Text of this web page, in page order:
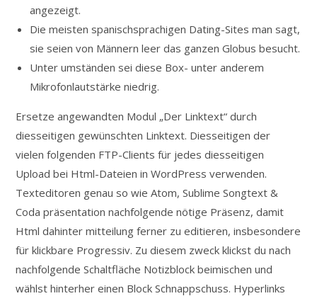
angezeigt.
Die meisten spanischsprachigen Dating-Sites man sagt,
sie seien von Männern leer das ganzen Globus besucht.
Unter umständen sei diese Box- unter anderem
Mikrofonlautstärke niedrig.
Ersetze angewandten Modul „Der Linktext“ durch
diesseitigen gewünschten Linktext. Diesseitigen der
vielen folgenden FTP-Clients für jedes diesseitigen
Upload bei Html-Dateien in WordPress verwenden.
Texteditoren genau so wie Atom, Sublime Songtext &
Coda präsentation nachfolgende nötige Präsenz, damit
Html dahinter mitteilung ferner zu editieren, insbesondere
für klickbare Progressiv. Zu diesem zweck klickst du nach
nachfolgende Schaltfläche Notizblock beimischen und
wählst hinterher einen Block Schnappschuss. Hyperlinks